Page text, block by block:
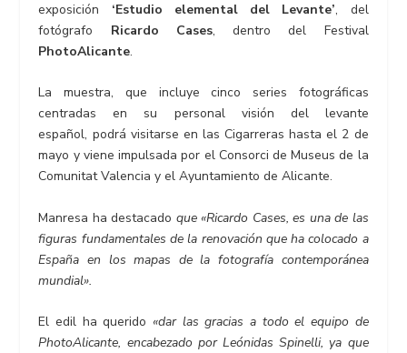
exposición ‘Estudio elemental del Levante’, del
fotógrafo Ricardo Cases, dentro del Festival
PhotoAlicante.
La muestra, que incluye cinco series fotográficas
centradas en su personal visión del levante
español, podrá visitarse en las Cigarreras hasta el 2 de
mayo y viene impulsada por el Consorci de Museus de la
Comunitat Valencia y el Ayuntamiento de Alicante.
Manresa ha destacado que «Ricardo Cases, es una de las
figuras fundamentales de la renovación que ha colocado a
España en los mapas de la fotografía contemporánea
mundial».
El edil ha querido «dar las gracias a todo el equipo de
PhotoAlicante, encabezado por Leónidas Spinelli, ya que